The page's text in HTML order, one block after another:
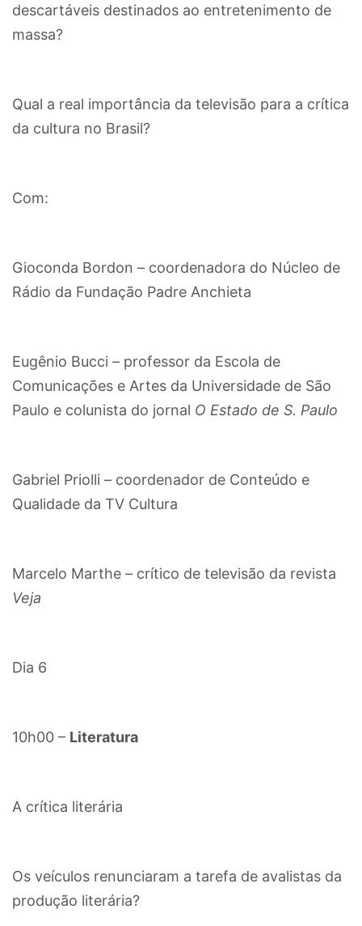
descartáveis destinados ao entretenimento de
massa?
Qual a real importância da televisão para a crítica
da cultura no Brasil?
Com:
Gioconda Bordon – coordenadora do Núcleo de
Rádio da Fundação Padre Anchieta
Eugênio Bucci – professor da Escola de
Comunicações e Artes da Universidade de São
Paulo e colunista do jornal O Estado de S. Paulo
Gabriel Priolli – coordenador de Conteúdo e
Qualidade da TV Cultura
Marcelo Marthe – crítico de televisão da revista
Veja
Dia 6
10h00 – Literatura
A crítica literária
Os veículos renunciaram a tarefa de avalistas da
produção literária?